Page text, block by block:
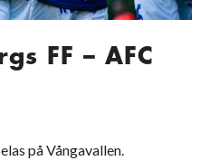
FF – AFC
på Vångavallen.